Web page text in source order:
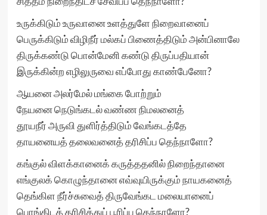
உருக்கிடும் உருவானை உளத்துளே நிறைவானைப்
பெருக்கிடும் விழிநீர் மல்கப் பிணைத்திடும் அன்பினாலே
திருக்கண்டு பொன்மேனி கண்டு திருப்பதியான்
இருக்கின்ற எழிலுருவை எப்போது காண்பேனோ?
ஆயனை அலர்மேல் மங்கை போற்றும்
நேயனை நெடுங்கடல் வண்ண நிமலனைத்
தூயநீர் அருவி துளிர்த்திடும் வேங்கடத்தே
தாயனையத் தலைவனைத் தரிசிப்ப தெந்நாளோ?
கங்குல் விளக்கானைக் கருத்ததனில் நிறைந்தானை
எங்குலக் கொழுந்தானை எவ்வுயிருக்கும் நாயகனைத்
தெங்கிள நீர்ச்சுவைத் திருவேங்கட மலையானைப்
பொங்கிடத் தரிசித்துப் பூரிப்ப தெந்நாளோ?